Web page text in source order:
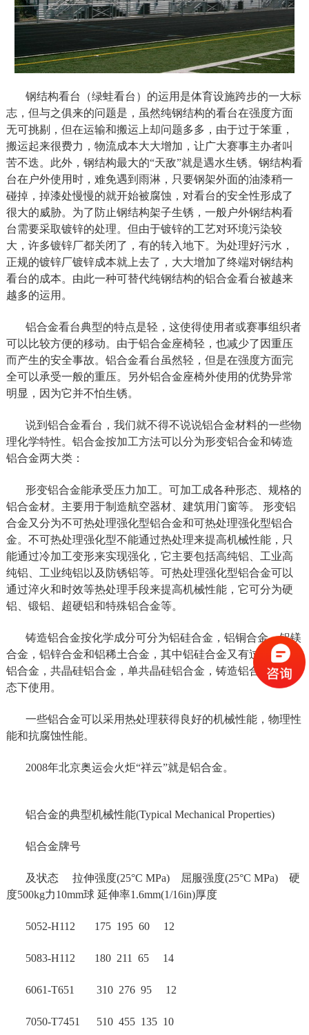
钢结构看台（绿蛙看台）的运用是体育设施跨步的一大标
志，但与之俱来的问题是，虽然纯钢结构的看台在强度方面
无可挑剔，但在运输和搬运上却问题多多，由于过于笨重，
搬运起来很费力，物流成本大大增加，让广大赛事主办者叫
苦不迭。此外，钢结构最大的“天敌”就是遇水生锈。钢结构看
台在户外使用时，难免遇到雨淋，只要钢架外面的油漆稍一
碰掉，掉漆处慢慢的就开始被腐蚀，对看台的安全性形成了
很大的威胁。为了防止钢结构架子生锈，一般户外钢结构看
台需要采取镀锌的处理。但由于镀锌的工艺对环境污染较
大，许多镀锌厂都关闭了，有的转入地下。为处理好污水，
正规的镀锌厂镀锌成本就上去了，大大增加了终端对钢结构
看台的成本。由此一种可替代纯钢结构的铝合金看台被越来
越多的运用。
铝合金看台典型的特点是轻，这使得使用者或赛事组织者
可以比较方便的移动。由于铝合金座椅轻，也减少了因重压
而产生的安全事故。铝合金看台虽然轻，但是在强度方面完
全可以承受一般的重压。另外铝合金座椅外使用的优势异常
明显，因为它并不怕生锈。
说到铝合金看台，我们就不得不说说铝合金材料的一些物
理化学特性。铝合金按加工方法可以分为形变铝合金和铸造
铝合金两大类：
形变铝合金能承受压力加工。可加工成各种形态、规格的
铝合金材。主要用于制造航空器材、建筑用门窗等。 形变铝
合金又分为不可热处理强化型铝合金和可热处理强化型铝合
金。不可热处理强化型不能通过热处理来提高机械性能，只
能通过冷加工变形来实现强化，它主要包括高纯铝、工业高
纯铝、工业纯铝以及防锈铝等。可热处理强化型铝合金可以
通过淬火和时效等热处理手段来提高机械性能，它可分为硬
铝、锻铝、超硬铝和特殊铝合金等。
铸造铝合金按化学成分可分为铝硅合金，铝铜合金，铝镁
合金，铝锌合金和铝稀土合金，其中铝硅合金又有过共晶硅
铝合金，共晶硅铝合金，单共晶硅铝合金，铸造铝合金在铸
态下使用。
一些铝合金可以采用热处理获得良好的机械性能，物理性
能和抗腐蚀性能。
2008年北京奥运会火炬“祥云”就是铝合金。
铝合金的典型机械性能(Typical Mechanical Properties)
铝合金牌号
及状态 拉伸强度(25°C MPa) 屈服强度(25°C MPa) 硬
度500kg力10mm球 延伸率1.6mm(1/16in)厚度
5052-H112 175 195 60 12
5083-H112 180 211 65 14
6061-T651 310 276 95 12
7050-T7451 510 455 135 10